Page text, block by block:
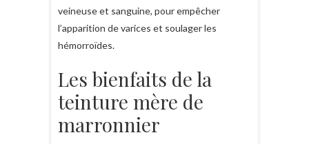
veineuse et sanguine, pour empêcher
l’apparition de varices et soulager les
hémorroïdes.
Les bienfaits de la
teinture mère de
marronnier